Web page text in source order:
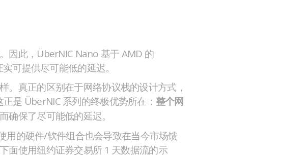
因此，ÜberNIC Nano 基于 AMD 的
可提供尽可能低的延迟。
。真正的区别在于网络协议栈的设计方式，
是 ÜberNIC 系列的终极优势所在： 整个网
确保了尽可能低的延迟。
用的硬件/软件组合也会导致在当今市场馈
面使用纽约证券交易所 1 天数据流的示